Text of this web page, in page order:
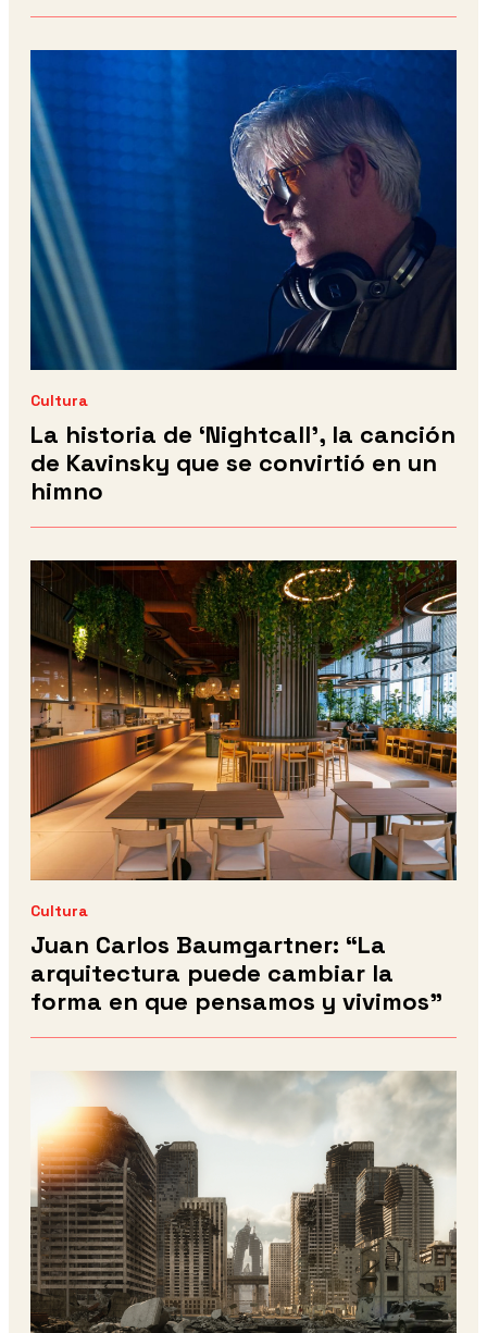
Cultura
La historia de ‘Nightcall’, la canción
de Kavinsky que se convirtió en un
himno
Cultura
Juan Carlos Baumgartner: “La
arquitectura puede cambiar la
forma en que pensamos y vivimos”